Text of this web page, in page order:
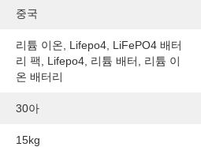
중국
리튬 이온, Lifepo4, LiFePO4 배터
리 팩, Lifepo4, 리튬 배터, 리튬 이
온 배터리
30아
15kg